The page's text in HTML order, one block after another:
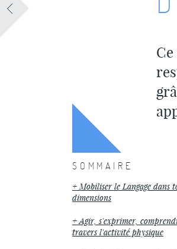
SOMMAIRE
Mobiliser le Langage dans
dimensions
Agir, s'exprimer,
travers l'activité physique